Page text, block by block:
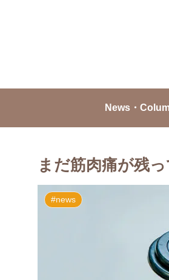
News・
まだ筋肉痛が残
#news